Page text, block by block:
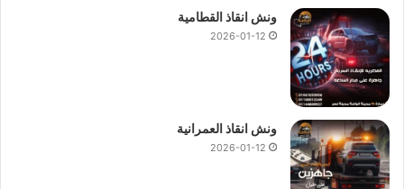
ونش انقاذ القطامية
2026-01-12
ونش انقاذ العمرانية
2026-01-12